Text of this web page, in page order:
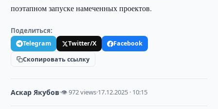
поэтапном запуске намеченных проектов.
Поделиться:
Telegram Twitter/X
Facebook
Скопировать ссылку
Аскар Якубов·👁 972 views·17.12.2025 · 10:15